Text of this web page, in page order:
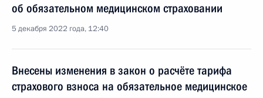
об обязательном медицинском страховании
5 декабря 2022 года, 12:40
Внесены изменения в закон о расчёте тарифа
страхового взноса на обязательное медицинское